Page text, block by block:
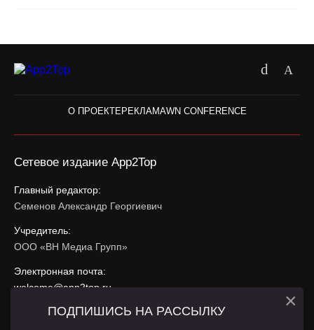
О ПРОЕКТЕРЕКЛАМАWN CONFERENCE
Сетевое издание App2Top
Главный редактор:
Семенов Александр Георгиевич
Учредитель:
ООО «ВН Медиа Групп»
Электронная почта:
welcome@app2top.ru
При использовании материалов активная ссылка на
ПОДПИШИСЬ НА РАССЫЛКУ ×